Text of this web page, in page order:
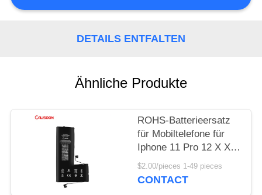
DETAILS ENTFALTEN
Ähnliche Produkte
ROHS-Batterieersatz
für Mobiltelefone für
Iphone 11 Pro 12 X Xr
Xs Max
$2.00/pieces 1-49 pieces
CONTACT